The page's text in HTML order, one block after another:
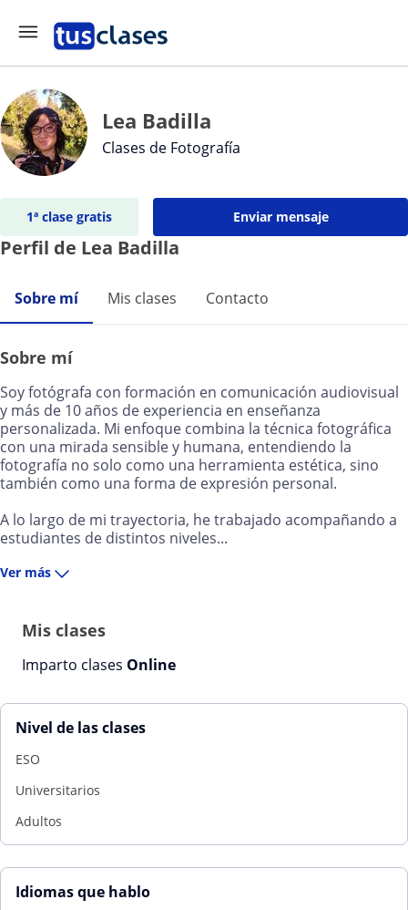
Lea Badilla
Clases de Fotografía
1ª clase gratis Enviar mensaje
Perfil de Lea Badilla
Sobre mí Mis clases Contacto
Sobre mí
Soy fotógrafa con formación en comunicación audiovisual
y más de 10 años de experiencia en enseñanza
personalizada. Mi enfoque combina la técnica fotográfica
con una mirada sensible y humana, entendiendo la
fotografía no solo como una herramienta estética, sino
también como una forma de expresión personal.
A lo largo de mi trayectoria, he trabajado acompañando a
estudiantes de distintos niveles...
Ver más
Mis clases
Imparto clases Online
Nivel de las clases
ESO
Universitarios
Adultos
Idiomas que hablo